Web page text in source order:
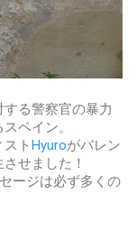
る警察官の暴力
ペイン。
ト Hyuroがバレン
せました！
ージは必ず多くの